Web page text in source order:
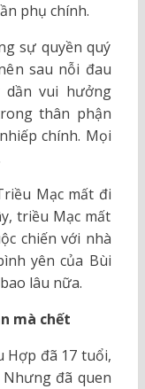
phụ chính.
sự quyền quý
sau nỗi đau
dần vui hưởng
thân phận
chính. Mọi
Mạc mất đi
triều Mạc mất
chiến với nhà
yên của Bùi
lâu nữa.
mà chết
Hợp đã 17 tuổi,
đã quen